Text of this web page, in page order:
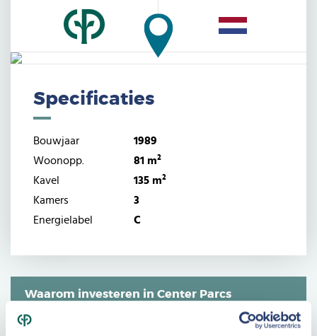
Specificaties
Bouwjaar
1989
Woonopp.
81 m²
Kavel
135 m²
Kamers
3
Energielabel
C
Waarom investeren in Center Parcs